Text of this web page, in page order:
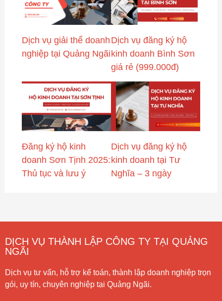
Dịch vụ giải thể doanh
nghiệp tại Quảng Ngãi
Dịch vụ đăng ký hộ
kinh doanh Bình Sơn
giá rẻ (999.000đ)
Đăng ký hộ kinh
doanh Sơn Tịnh 2025:
Thủ tục và lưu ý
Dịch vụ đăng ký hộ
kinh doanh tại Tư
Nghĩa – 3 ngày
DỊCH VỤ THÀNH LẬP CÔNG TY TẠI QUẢNG
NGÃI
Dịch vụ tư vấn, hỗ trợ kế toán, thành lập doanh nghiệp trọn
gói, uy tín, chuyên nghiệp tại Quảng Ngãi.